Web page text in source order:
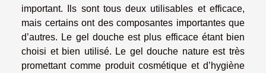
important. Ils sont tous deux utilisables et efficace,
mais certains ont des composantes importantes que
d’autres. Le gel douche est plus efficace étant bien
choisi et bien utilisé. Le gel douche nature est très
promettant comme produit cosmétique et d’hygiène